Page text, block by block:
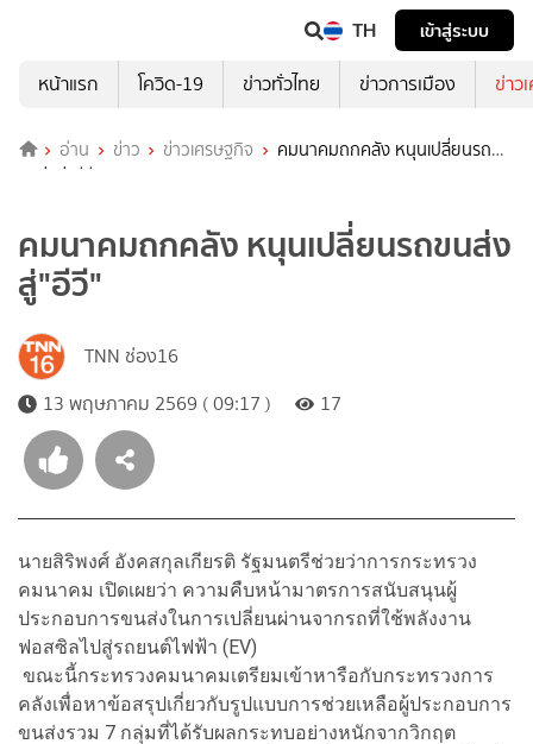
TH
เข้าสู่ระบบ
หน้าแรก
โควิด-19 ข่าวทั่วไทย ข่าวการเมือง ข่าว
อ่าน ข่าว ข่าวเศรษฐกิจ
คมนาคมถกคลัง หนุนเปลี่ยนรถ
ขนส่งสู่"อีวี"
คมนาคมถกคลัง หนุนเปลี่ยนรถขนส่ง
สู่"อีวี"
TNN ช่อง16
13 พฤษภาคม 2569 ( 09:17 )
17
นายสิริพงศ์ อังคสกุลเกียรติ รัฐมนตรีช่วยว่าการกระทรวง
คมนาคม เปิดเผยว่า ความคืบหน้ามาตรการสนับสนุนผู้
ประกอบการขนส่งในการเปลี่ยนผ่านจากรถที่ใช้พลังงาน
ฟอสซิลไปสู่รถยนต์ไฟฟ้า (EV)
ขณะนี้กระทรวงคมนาคมเตรียมเข้าหารือกับกระทรวงการ
คลังเพื่อหาข้อสรุปเกี่ยวกับรูปแบบการช่วยเหลือผู้ประกอบการ
ขนส่งรวม 7 กลุ่มที่ได้รับผลกระทบอย่างหนักจากวิกฤต